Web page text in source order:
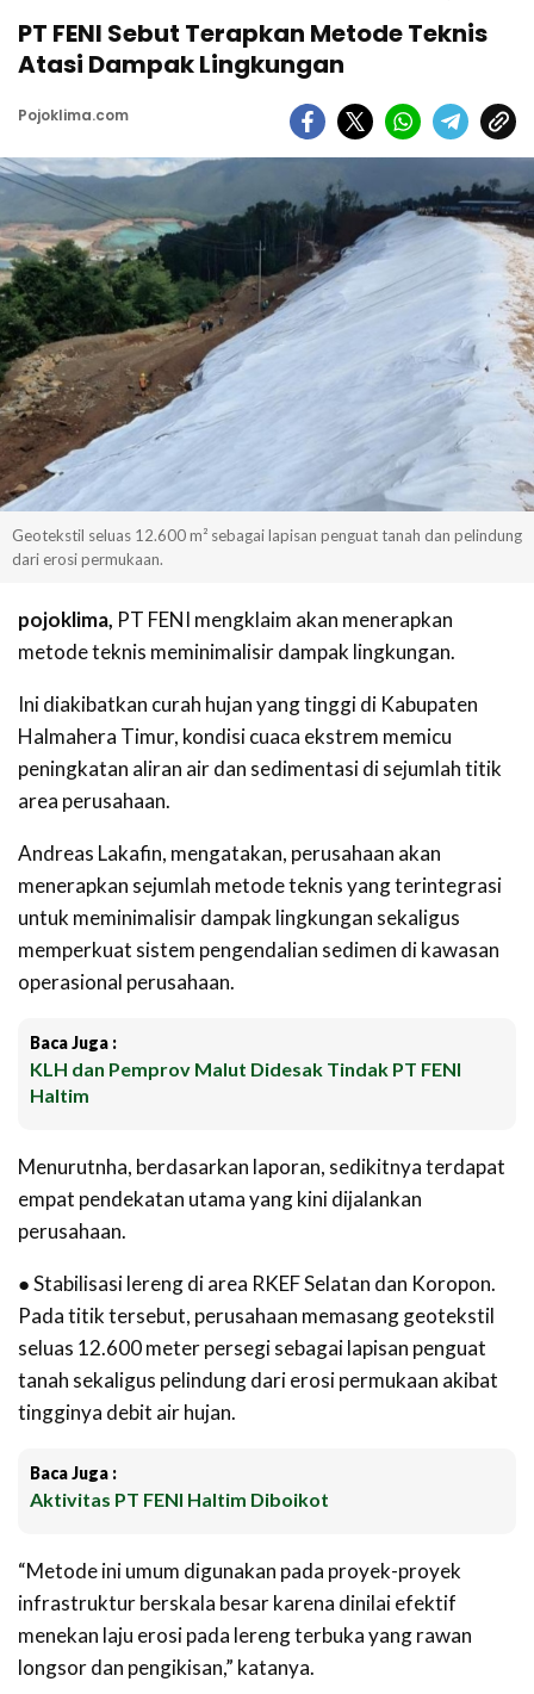
PT FENI Sebut Terapkan Metode Teknis
Atasi Dampak Lingkungan
Pojoklima.com
Geotekstil seluas 12.600 m² sebagai lapisan penguat tanah dan pelindung
dari erosi permukaan.
pojoklima, PT FENI mengklaim akan menerapkan
metode teknis meminimalisir dampak lingkungan.
Ini diakibatkan curah hujan yang tinggi di Kabupaten
Halmahera Timur, kondisi cuaca ekstrem memicu
peningkatan aliran air dan sedimentasi di sejumlah titik
area perusahaan.
Andreas Lakafin, mengatakan, perusahaan akan
menerapkan sejumlah metode teknis yang terintegrasi
untuk meminimalisir dampak lingkungan sekaligus
memperkuat sistem pengendalian sedimen di kawasan
operasional perusahaan.
Baca Juga :
KLH dan Pemprov Malut Didesak Tindak PT FENI
Haltim
Menurutnha, berdasarkan laporan, sedikitnya terdapat
empat pendekatan utama yang kini dijalankan
perusahaan.
● Stabilisasi lereng di area RKEF Selatan dan Koropon.
Pada titik tersebut, perusahaan memasang geotekstil
seluas 12.600 meter persegi sebagai lapisan penguat
tanah sekaligus pelindung dari erosi permukaan akibat
tingginya debit air hujan.
Baca Juga :
Aktivitas PT FENI Haltim Diboikot
“Metode ini umum digunakan pada proyek-proyek
infrastruktur berskala besar karena dinilai efektif
menekan laju erosi pada lereng terbuka yang rawan
longsor dan pengikisan,” katanya.